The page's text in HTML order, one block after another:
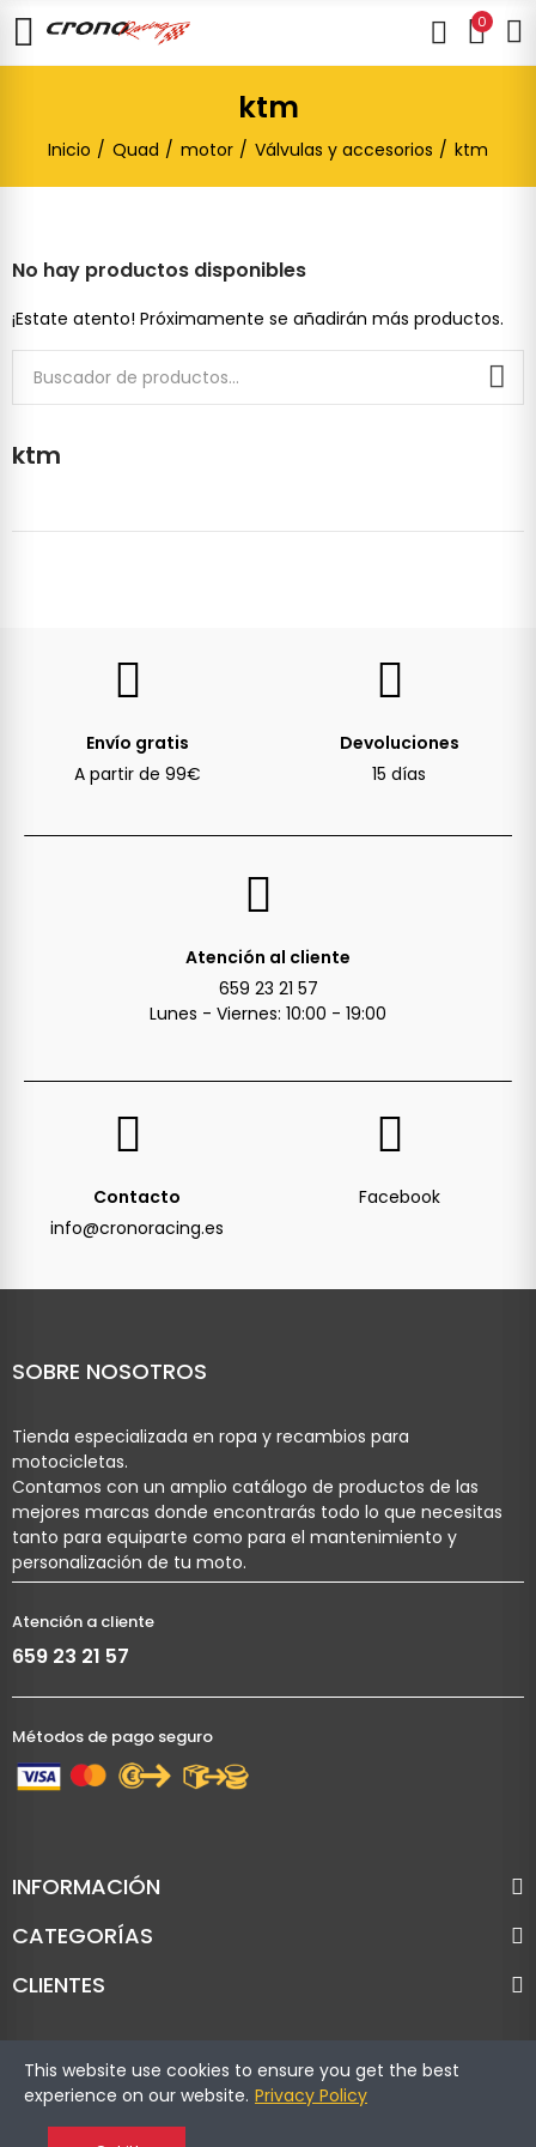
0
ktm
Inicio Quad motor Válvulas y accesorios ktm
No hay productos disponibles
¡Estate atento! Próximamente se añadirán más productos.
ktm
Envío gratis
A partir de 99€
Devoluciones
15 días
Atención al cliente
659 23 21 57
Lunes - Viernes: 10:00 - 19:00
Contacto
info@cronoracing.es
Facebook
SOBRE NOSOTROS
Tienda especializada en ropa y recambios para
motocicletas.
Contamos con un amplio catálogo de productos de las
mejores marcas donde encontrarás todo lo que necesitas
tanto para equiparte como para el mantenimiento y
personalización de tu moto.
Atención a cliente
659 23 21 57
Métodos de pago seguro
INFORMACIÓN
CATEGORÍAS
CLIENTES
Copyright © Cronoracing. Todos los derechos reservados.
This website use cookies to ensure you get the best
experience on our website. Privacy Policy